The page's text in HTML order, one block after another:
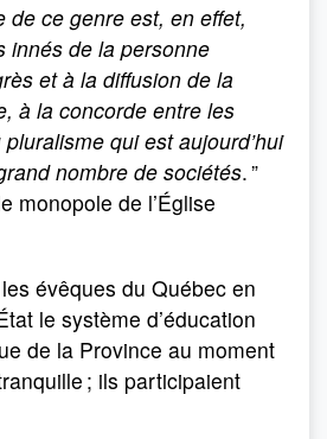
de ce genre est, en effet,
innés de la personne
et à la diffusion de la
à la concorde entre les
qui est aujourd’hui
nombre de sociétés. ”
monopole de l’Église
évêques du Québec en
le système d’éducation
de la Province au moment
; ils participaient